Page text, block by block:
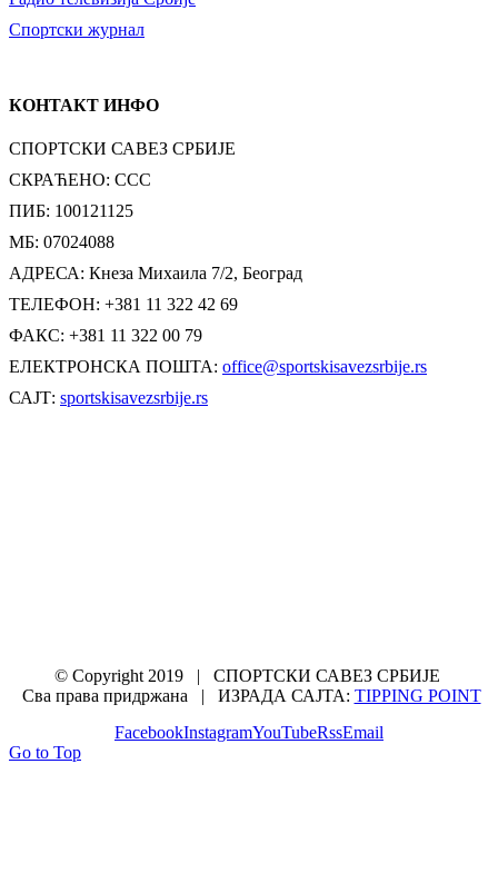
Спортски журнал
КОНТАКТ ИНФО
СПОРТСКИ САВЕЗ СРБИЈЕ
СКРАЋЕНО: ССС
ПИБ: 100121125
МБ: 07024088
АДРЕСА: Кнеза Михаила 7/2, Београд
ТЕЛЕФОН: +381 11 322 42 69
ФАКС: +381 11 322 00 79
ЕЛЕКТРОНСКА ПОШТА: office@sportskisavezsrbije.rs
САЈТ: sportskisavezsrbije.rs
© Copyright 2019 | СПОРТСКИ САВЕЗ СРБИЈЕ
Сва права придржана | ИЗРАДА САЈТА: TIPPING POINT
FacebookInstagramYouTubeRssEmail
Go to Top